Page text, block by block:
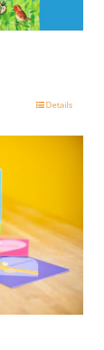
Details